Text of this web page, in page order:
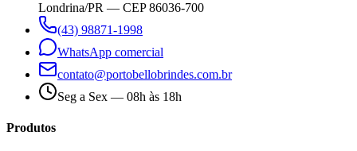
Londrina/PR — CEP 86036-700
(43) 98871-1998
WhatsApp comercial
contato@portobellobrindes.com.br
Seg a Sex — 08h às 18h
Produtos